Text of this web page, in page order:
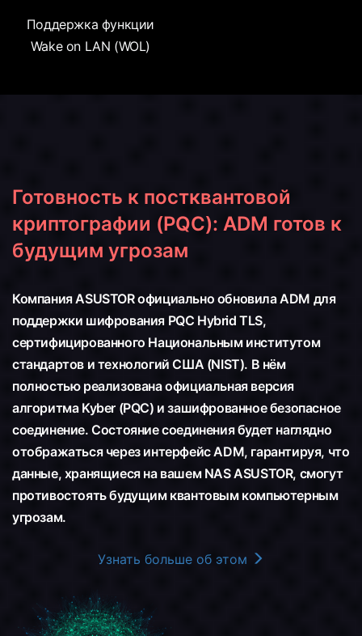
Поддержка функции
Wake on LAN (WOL)
Готовность к постквантовой
криптографии (PQC): ADM готов к
будущим угрозам
Компания ASUSTOR официально обновила ADM для
поддержки шифрования PQC Hybrid TLS,
сертифицированного Национальным институтом
стандартов и технологий США (NIST). В нём
полностью реализована официальная версия
алгоритма Kyber (PQC) и зашифрованное безопасное
соединение. Состояние соединения будет наглядно
отображаться через интерфейс ADM, гарантируя, что
данные, хранящиеся на вашем NAS ASUSTOR, смогут
противостоять будущим квантовым компьютерным
угрозам.
Узнать больше об этом